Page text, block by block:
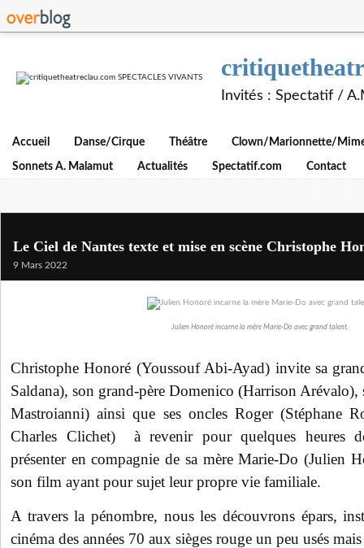
Invités : Spectatif /
Accueil Danse/Cirque Théâtre Clown/Marionnette/
Sonnets A. Malamut Actualités Spectatif.com Contact
Le Ciel de Nantes texte et mise en scène Christophe
9 Mars 2022
Julien Honoré incarne la mère Marie-Do avec grand talent.
Christophe Honoré (Youssouf Abi-Ayad) invite sa
Saldana), son grand-père Domenico (Harrison Arévalo),
Mastroianni) ainsi que ses oncles Roger (Stéphane
Charles Clichet) à revenir pour quelques heures
présenter en compagnie de sa mère Marie-Do (Julien
son film ayant pour sujet leur propre vie familiale.
A travers la pénombre, nous les découvrons épars,
cinéma des années 70 aux sièges rouge un peu usés